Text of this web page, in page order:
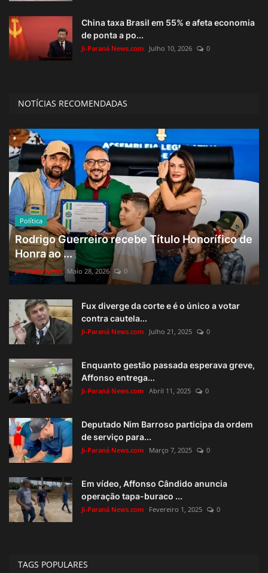
China taxa Brasil em 55% e afeta economia
de ponta a po...
Ji-Paraná News.com Julho 10, 2026 0
NOTÍCIAS RECOMENDADAS
Política
Rodrigo Guerreiro recebe Título Honorífico de
Honra ao ...
Ji-Paraná News Maio 28, 2026 0
Fux diverge da corte e é o único a votar
contra cautela...
Ji-Paraná News.com Julho 21, 2025 0
Enquanto gestão passada esperava greve,
Affonso entrega...
Ji-Paraná News.com Abril 11, 2025 0
Deputado Nim Barroso participa da ordem
de serviço para...
Ji-Paraná News.com Março 7, 2025 0
Em vídeo, Affonso Cândido anuncia
operação tapa-buraco ...
Ji-Paraná News.com Fevereiro 1, 2025 0
TAGS POPULARES